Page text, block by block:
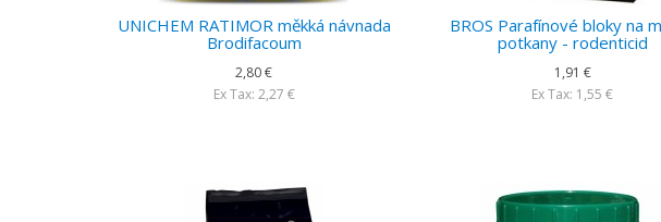
UNICHEM RATIMOR měkká návnada
Brodifacoum
2,80 €
Ex Tax: 2,27 €
BROS Parafínové bloky na
potkany - rodenticid
1,91 €
Ex Tax: 1,55 €